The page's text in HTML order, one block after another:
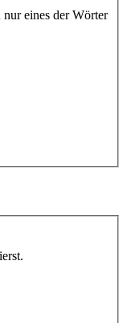
eines der Wörter